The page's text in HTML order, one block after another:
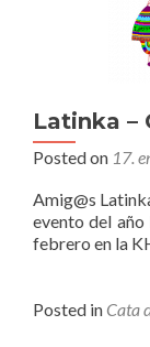
Latinka –
Posted on 17.
Amig@s
evento del año
febrero en la
Posted in Cata